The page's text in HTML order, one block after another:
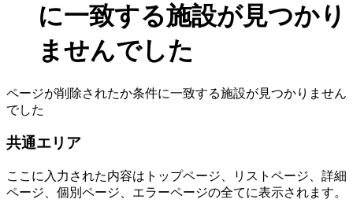
に一致する施設が見つかり
ませんでした
ページが削除されたか条件に一致する施設が見つかりません
でした
共通エリア
ここに入力された内容はトップページ、リストページ、詳細
ページ、個別ページ、エラーページの全てに表示されます。